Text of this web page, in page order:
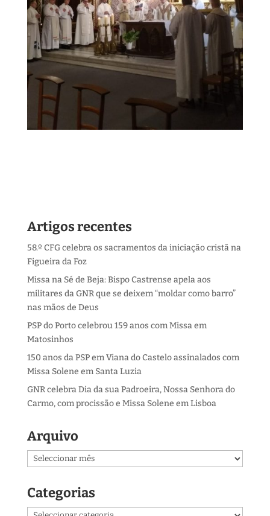
Artigos recentes
58.º CFG celebra os sacramentos da iniciação cristã na
Figueira da Foz
Missa na Sé de Beja: Bispo Castrense apela aos
militares da GNR que se deixem “moldar como barro”
nas mãos de Deus
PSP do Porto celebrou 159 anos com Missa em
Matosinhos
150 anos da PSP em Viana do Castelo assinalados com
Missa Solene em Santa Luzia
GNR celebra Dia da sua Padroeira, Nossa Senhora do
Carmo, com procissão e Missa Solene em Lisboa
Arquivo
Arquivo
Categorias
Categorias